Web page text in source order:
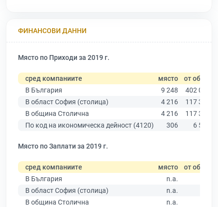
ФИНАНСОВИ ДАННИ
Място по Приходи за 2019 г.
сред компаниите място от общо
В България
9 248
402 068
В област София (столица)
4 216
117 329
В община Столична
4 216
117 329
По код на икономическа дейност (4120)
306 6 544
Място по Заплати за 2019 г.
сред компаниите място от общо
В България
n.a.
В област София (столица)
n.a.
В община Столична
n.a.